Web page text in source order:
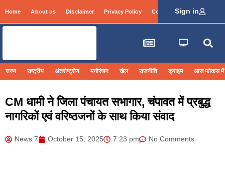
Home About us Disclaimer Privacy Policy Contact Info Login
Sign in
राज्य राष्ट्रीय अंतर्राष्ट्रीय मनोरंजन खेल राजनीति क्राइम आज फोकस में
CM धामी ने जिला पंचायत सभागार, चंपावत में प्रबुद्ध
नागरिकों एवं वरिष्ठजनों के साथ किया संवाद
News 7 October 15, 2025 7:23 pm No Comments